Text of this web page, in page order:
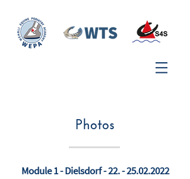
Photos
Module 1 - Dielsdorf -22. - 25.02.2022